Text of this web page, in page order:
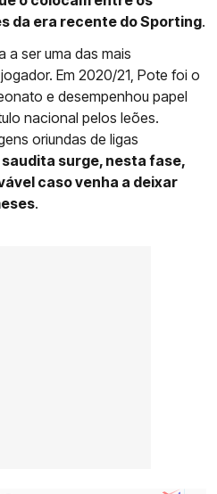
da era recente do Sporting.
a ser uma das mais
Em 2020/21, Pote foi o
e desempenhou papel
nacional pelos leões.
oriundas de ligas
surge, nesta fase,
caso venha a deixar
.